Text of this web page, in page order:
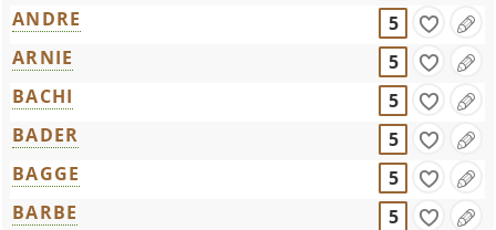
ANDRE
5
ARNIE
5
BACHI
5
BADER
5
BAGGE
5
BARBE
5